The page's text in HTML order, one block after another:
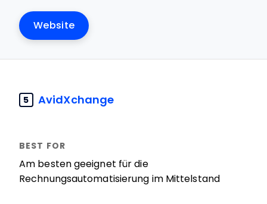
Website
5 AvidXchange
Am besten geeignet für die
Rechnungsautomatisierung im Mittelstand